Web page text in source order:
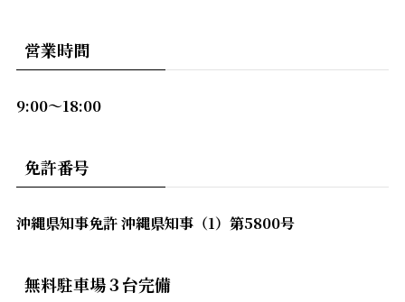
営業時間
9:00〜18:00
免許番号
沖縄県知事免許 沖縄県知事（1）第5800号
無料駐車場３台完備